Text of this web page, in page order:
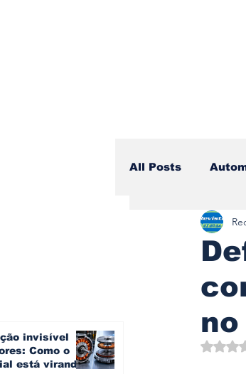
invisível
Como o
está virando
All Posts
Camiões
Branding &